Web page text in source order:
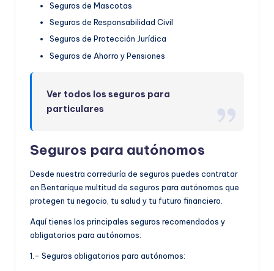
Seguros de Mascotas
Seguros de Responsabilidad Civil
Seguros de Protección Jurídica
Seguros de Ahorro y Pensiones
Ver todos los seguros para
particulares
Seguros para autónomos
Desde nuestra correduría de seguros puedes contratar
en Bentarique multitud de seguros para autónomos que
protegen tu negocio, tu salud y tu futuro financiero.
Aquí tienes los principales seguros recomendados y
obligatorios para autónomos:
1.- Seguros obligatorios para autónomos: